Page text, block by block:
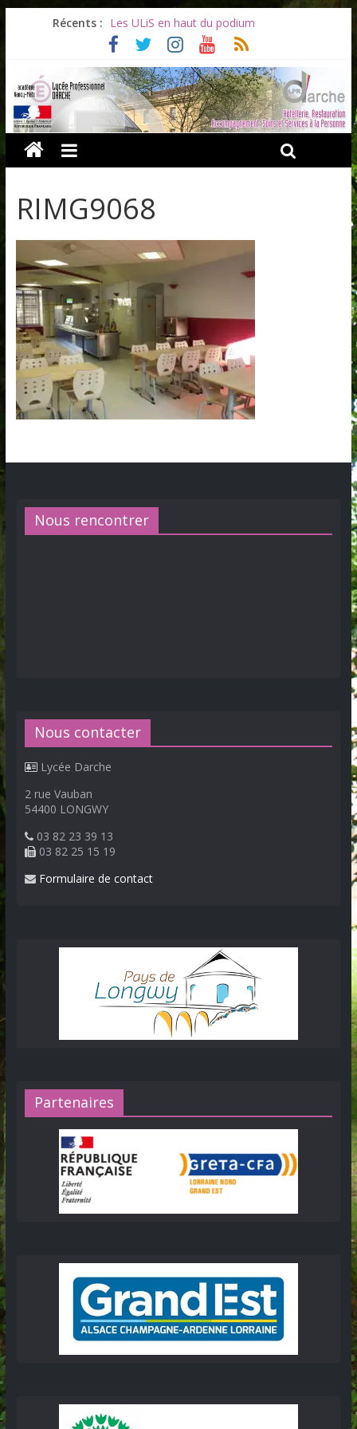
Récents : Les ULiS en haut du podium
Océane et la promotion du bénévolat
Bonnes vacances à tous !
Infos rentrée septembre 2026
Soirée d’adieux au Lycée Darche
RIMG9068
Nous rencontrer
Nous contacter
Lycée Darche
2 rue Vauban
54400 LONGWY
03 82 23 39 13
03 82 25 15 19
Formulaire de contact
Partenaires